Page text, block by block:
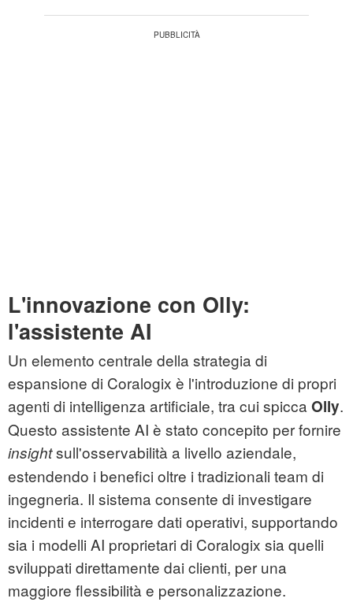
L'innovazione con Olly:
l'assistente AI
Un elemento centrale della strategia di
espansione di Coralogix è l'introduzione di propri
agenti di intelligenza artificiale, tra cui spicca Olly.
Questo assistente AI è stato concepito per fornire
insightsull'osservabilità a livello aziendale,
estendendo i benefici oltre i tradizionali team di
ingegneria. Il sistema consente di investigare
incidenti e interrogare dati operativi, supportando
sia i modelli AI proprietari di Coralogix sia quelli
sviluppati direttamente dai clienti, per una
maggiore flessibilità e personalizzazione.